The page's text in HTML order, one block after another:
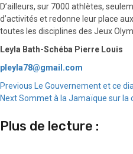
D’ailleurs, sur 7000 athlètes,
d’activités et redonne leur place
toutes les disciplines des Jeux
Leyla Bath-Schéba Pierre Louis
pleyla78@gmail.com
Continue
Reading
Previous Le Gouvernement et ce
NextSommet à la Jamaïque sur la
Plus de lecture :